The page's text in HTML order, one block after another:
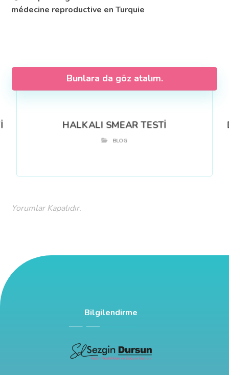
médecine reproductive en Turquie
Bunlara da göz atalım.
HALKALI SMEAR TESTİ
BLOG
Yorumlar Kapalıdır.
Bilgilendirme